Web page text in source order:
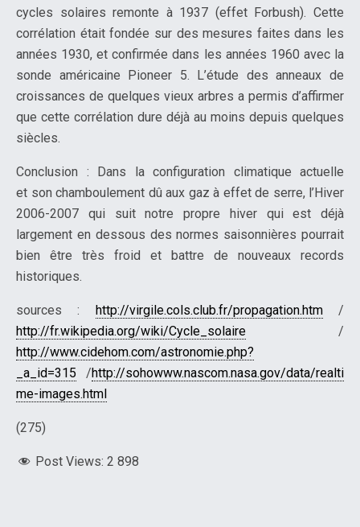
cycles solaires remonte à 1937 (effet Forbush). Cette
corrélation était fondée sur des mesures faites dans les
années 1930, et confirmée dans les années 1960 avec la
sonde américaine Pioneer 5. L’étude des anneaux de
croissances de quelques vieux arbres a permis d’affirmer
que cette corrélation dure déjà au moins depuis quelques
siècles.
Conclusion : Dans la configuration climatique actuelle
et son chamboulement dû aux gaz à effet de serre, l’Hiver
2006-2007 qui suit notre propre hiver qui est déjà
largement en dessous des normes saisonnières pourrait
bien être très froid et battre de nouveaux records
historiques.
sources : http://virgile.cols.club.fr/propagation.htm/
http://fr.wikipedia.org/wiki/Cycle_solaire /
http://www.cidehom.com/astronomie.php?
_a_id=315 /http://sohowww.nascom.nasa.gov/data/realti
me-images.html
(275)
Post Views: 2 898